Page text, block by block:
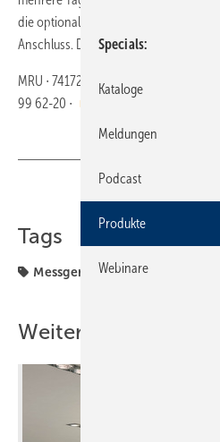
die optionale Bluetooth-Schnittstelle
Anschluss. Die USB- Buchse ist
MRU ∙ 74172 Neckarsulm ∙ Telefon (0
99 62-20 ∙
Tags
Messgerät Produkte
Weitere Inhalte
Specials
Kataloge
Meldungen
Podcast
Produkte
Webinare